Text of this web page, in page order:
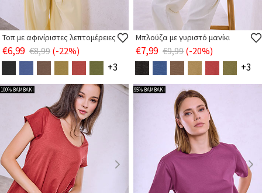
Τοπ με αφινίριστες λεπτομέρειες
€6,99 €8,99 (-22%)
+3
Μπλούζα με γυριστό μανίκι
€7,99 €9,99 (-20%)
+3
100% ΒΑΜΒΑΚΙ 95% ΒΑΜΒΑΚΙ